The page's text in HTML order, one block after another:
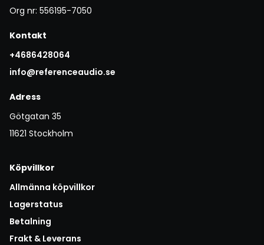
Org nr: 556195-7050
Kontakt
+4686428064
info@referenceaudio.se
Adress
Götgatan 35
11621 Stockholm
Köpvillkor
Allmänna köpvillkor
Lagerstatus
Betalning
Frakt & Leverans